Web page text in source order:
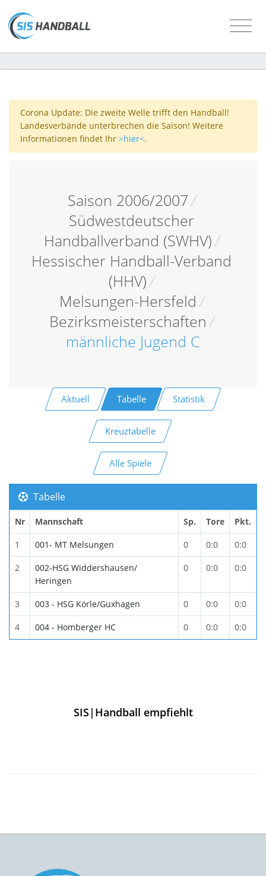
Corona Update: Die zweite Welle trifft den Handball!
Landesverbände unterbrechen die Saison! Weitere
Informationen findet Ihr >hier<.
Saison 2006/2007/
Südwestdeutscher
Handballverband (SWHV)/
Hessischer Handball-Verband
(HHV)/
Melsungen-Hersfeld/
Bezirksmeisterschaften/
männliche Jugend C
Aktuell Tabelle Statistik
Kreuztabelle
Alle Spiele
Tabelle
Nr Mannschaft Sp. Tore Pkt.
1 001- MT Melsungen 0 0:0 0:0
2
002-HSG Widdershausen/
Heringen
0 0:0 0:0
3 003 - HSG Körle/Guxhagen 0 0:0 0:0
4 004 - Homberger HC 0 0:0 0:0
SIS|Handball empfiehlt